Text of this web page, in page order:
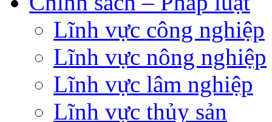
Lĩnh vực công nghiệp
Lĩnh vực nông nghiệp
Lĩnh vực lâm nghiệp
Lĩnh vực thủy sản